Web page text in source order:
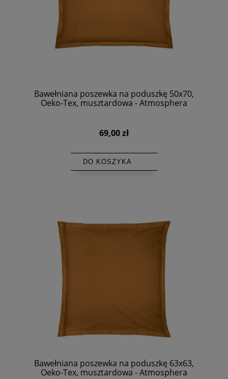
Bawełniana poszewka na poduszkę 50x70,
Oeko-Tex, musztardowa - Atmosphera
69,00 zł
DO KOSZYKA
Bawełniana poszewka na poduszkę 63x63,
Oeko-Tex, musztardowa - Atmosphera